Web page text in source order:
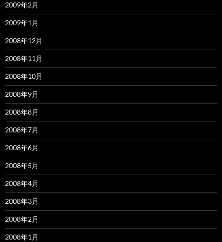
2009年2月
2009年1月
2008年12月
2008年11月
2008年10月
2008年9月
2008年8月
2008年7月
2008年6月
2008年5月
2008年4月
2008年3月
2008年2月
2008年1月